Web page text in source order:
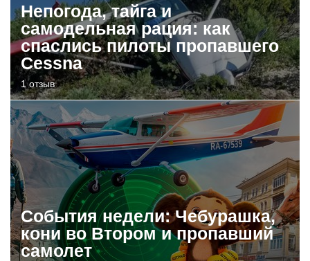
Непогода, тайга и
самодельная рация: как
спаслись пилоты пропавшего
Cessna
1 отзыв
События недели: Чебурашка,
кони во Втором и пропавший
самолет